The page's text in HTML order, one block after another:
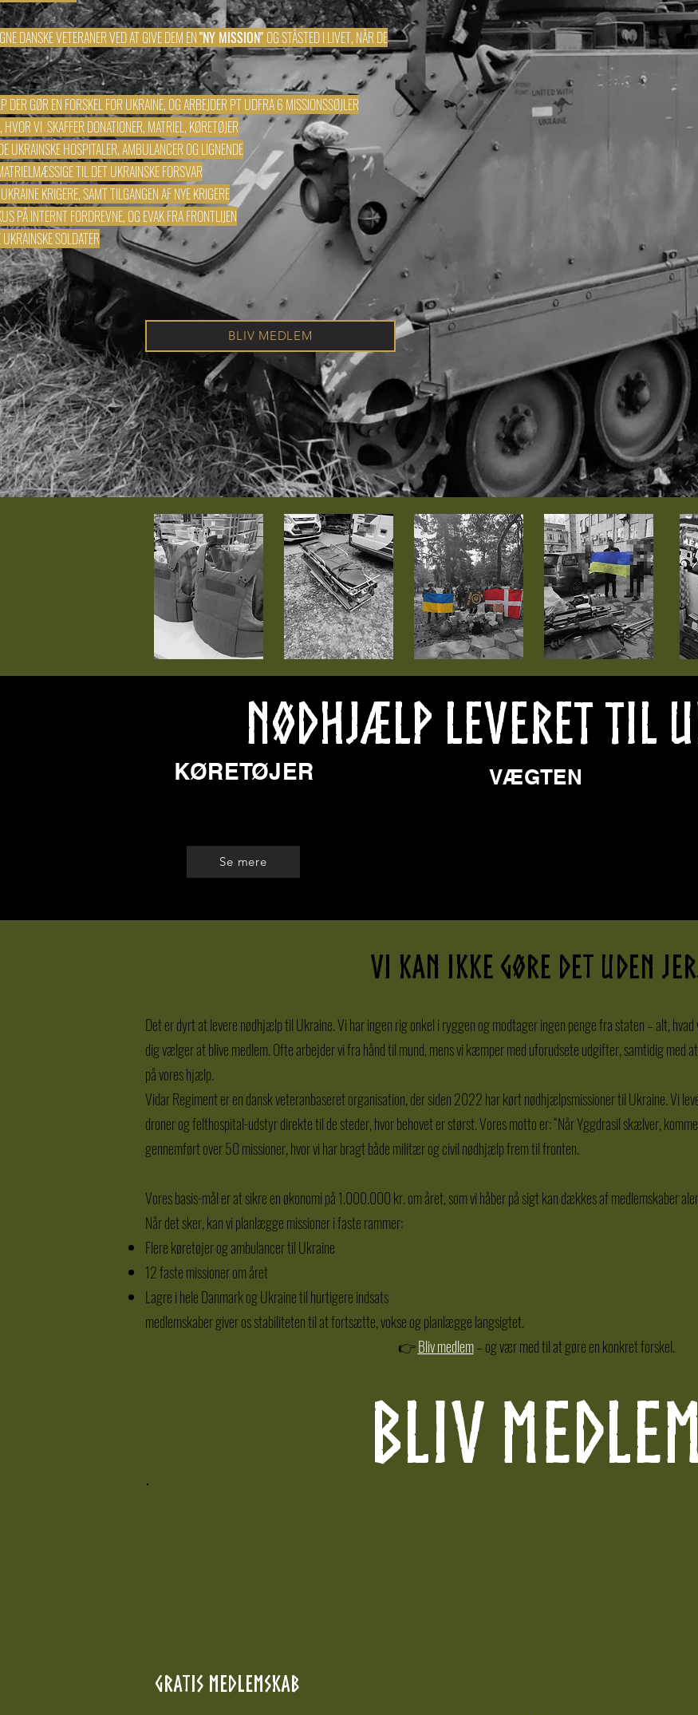
DANSKE VETERANER VED AT GIVE DEM EN"NY MISSION" OG STÅSTED I LIVET, NÅR DE
DER GØR EN FORSKEL FOR UKRAINE, OG ARBEJDER PT UDFRA 6 MISSIONSSØJLER
VI SKAFFER DONATIONER, MATRIEL, KØRETØJER
UKRAINSKE HOSPITALER, AMBULANCER OG LIGNENDE
TIL DET UKRAINSKE FORSVAR
KRIGERE, SAMT TILGANGEN AF NYE KRIGERE
PÅ INTERNT FORDREVNE, OG EVAK FRA FRONTLIJEN
SOLDATER
BLIV MEDLEM
NØDHJÆLP LEVERET TIL
Se mere
KØRETØJER
VÆGTEN
vi kan ikke gøre det uden
Det er dyrt at levere nødhjælp til Ukraine. Vi har ingen rig onkel i ryggen og modtager ingen penge fra staten – alt,
dig vælger at blive medlem. Ofte arbejder vi fra hånd til mund, mens vi kæmper med uforudsete udgifter, samtidig med
på vores hjælp.
Vidar Regiment er en dansk veteranbaseret organisation, der siden 2022 har kørt nødhjælpsmissioner til Ukraine. Vi
droner og felthospital-udstyr direkte til de steder, hvor behovet er størst. Vores motto er: “Når Yggdrasil skælver,
gennemført over 50 missioner, hvor vi har bragt både militær og civil nødhjælp frem til fronten.
Vores basis-mål er at sikre en økonomi på 1.000.000 kr. om året, som vi håber på sigt kan dækkes af medlemskaber
Når det sker, kan vi planlægge missioner i faste rammer:
Flere køretøjer og ambulancer til Ukraine
12 faste missioner om året
Lagre i hele Danmark og Ukraine til hurtigere indsats
medlemskaber giver os stabiliteten til at fortsætte, vokse og planlægge langsigtet.
👉Bliv medlem– og vær med til at gøre en konkret forskel.
GRATIS MEDLEMSKAB
Bliv medlem